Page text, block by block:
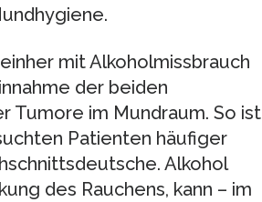
mit Alkoholmissbrauch
der beiden
Tumore im Mundraum. So ist
Patienten häufiger
Alkohol
des Rauchens, kann – im